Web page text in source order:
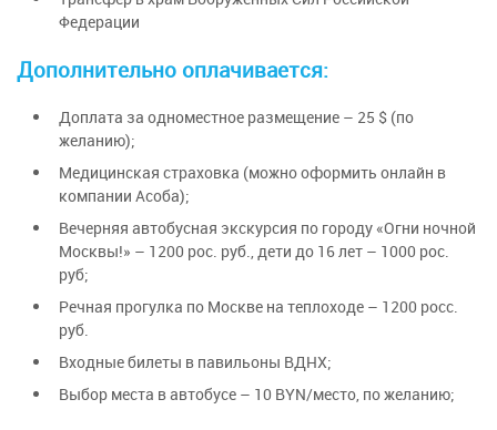
посетителей в атмосферу Крайнего Севера.
Подземном музее
искусства разных эпох и стилей.
В 2018 году американский журнал Time
включил «Зарядье» в список 100 лучших мест
мира — единственный объект из России.
Отправление в «Кремль в Измайлово»
(ВКЛЮЧЕНО). Архитектурный ансамбль
Измайловского Кремля создан по чертежам и
гравюрам царской резиденции XVI—XVII
веков, находившейся недалеко от этого
места. Сегодня это культурно-
развлекательный центр «Кремль в
Измайлово», постройки которого
Посещение
Российской Федерации— духовный символ
жизни над смертью. Строительство
завершилось 9 мая 2020 года, в день 75-
летней годовщины Великой Победы. Собор
расположен в парке «Патриот» в
Одинцовском районе Московской области.
Свободное время в комплексе.
Отправление в Минск. Ночной переезд.
Федерации
Дополнительно оплачивается:
Доплата за одноместное размещение – 25 $ (по
желанию);
Медицинская страховка (можно оформить онлайн в
компании Асоба);
Вечерняя автобусная экскурсия по городу «Огни ночной
Москвы!» – 1200 рос. руб., дети до 16 лет – 1000 рос.
руб;
Речная прогулка по Москве на теплоходе – 1200 росс.
руб.
Входные билеты в павильоны ВДНХ;
Выбор места в автобусе – 10 BYN/место, по желанию;